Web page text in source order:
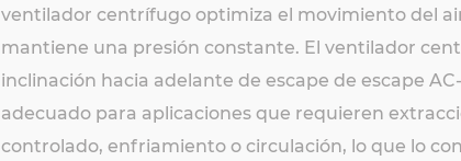
ventilador centrífugo optimiza el movimiento del
mantiene una presión constante. El ventilador
inclinación hacia adelante de escape de escape
adecuado para aplicaciones que requieren
controlado, enfriamiento o circulación, lo que lo